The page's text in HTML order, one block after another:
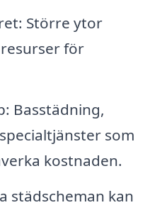
Större ytor
för
Basstädning,
som
kostnaden.
städscheman kan